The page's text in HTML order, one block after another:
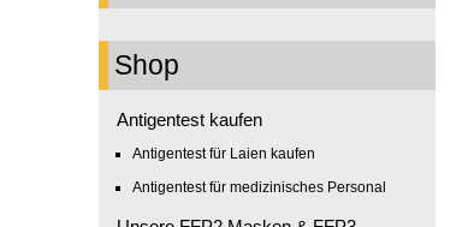
Shop
Antigentest kaufen
Antigentest für Laien kaufen
Antigentest für medizinisches Personal